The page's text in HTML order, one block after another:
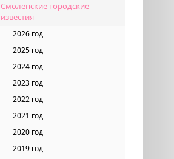
Смоленские городские
известия
2026 год
2025 год
2024 год
2023 год
2022 год
2021 год
2020 год
2019 год